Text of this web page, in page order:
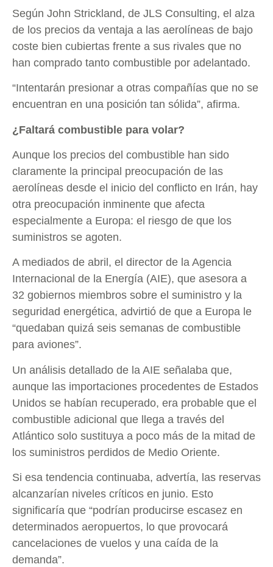
Según John Strickland, de JLS Consulting, el alza
de los precios da ventaja a las aerolíneas de bajo
coste bien cubiertas frente a sus rivales que no
han comprado tanto combustible por adelantado.
“Intentarán presionar a otras compañías que no se
encuentran en una posición tan sólida”, afirma.
¿Faltará combustible para volar?
Aunque los precios del combustible han sido
claramente la principal preocupación de las
aerolíneas desde el inicio del conflicto en Irán, hay
otra preocupación inminente que afecta
especialmente a Europa: el riesgo de que los
suministros se agoten.
A mediados de abril, el director de la Agencia
Internacional de la Energía (AIE), que asesora a
32 gobiernos miembros sobre el suministro y la
seguridad energética, advirtió de que a Europa le
“quedaban quizá seis semanas de combustible
para aviones”.
Un análisis detallado de la AIE señalaba que,
aunque las importaciones procedentes de Estados
Unidos se habían recuperado, era probable que el
combustible adicional que llega a través del
Atlántico solo sustituya a poco más de la mitad de
los suministros perdidos de Medio Oriente.
Si esa tendencia continuaba, advertía, las reservas
alcanzarían niveles críticos en junio. Esto
significaría que “podrían producirse escasez en
determinados aeropuertos, lo que provocará
cancelaciones de vuelos y una caída de la
demanda”.